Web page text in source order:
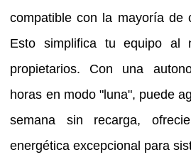
compatible con la mayoría de
Esto simplifica tu equipo al
propietarios. Con una
horas en modo "luna", puede
semana sin recarga,
energética excepcional para